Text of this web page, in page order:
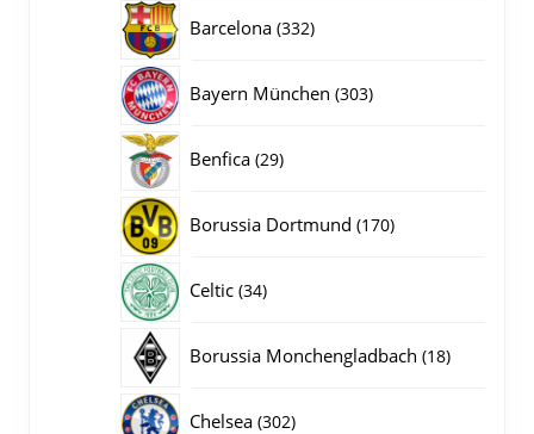
Barcelona 332332
Bayern München 303303
Benfica 2929
Borussia Dortmund 170170
Celtic 3434
Borussia Monchengladbach 1818
Chelsea 302302